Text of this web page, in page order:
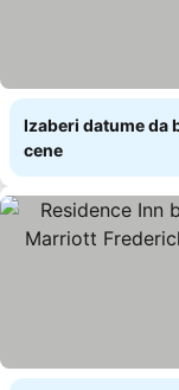
Izaberi datume da
cene